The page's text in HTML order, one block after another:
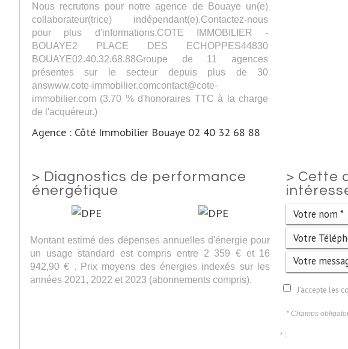
Nous recrutons pour notre agence de Bouaye un(e)
collaborateur(trice) indépendant(e).Contactez-nous
pour plus d'informations.COTE IMMOBILIER -
BOUAYE2 PLACE DES ECHOPPES44830
BOUAYE02.40.32.68.88Groupe de 11 agences
présentes sur le secteur depuis plus de 30
answww.cote-immobilier.comcontact@cote-
immobilier.com (3.70 % d'honoraires TTC à la charge
de l'acquéreur.)
Agence : Côté Immobilier Bouaye 02 40 32 68 88
> Diagnostics de performance
énergétique
Montant estimé des dépenses annuelles d'énergie pour
un usage standard est compris entre 2 359 € et 16
942,90 € . Prix moyens des énergies indexés sur les
années 2021, 2022 et 2023 (abonnements compris).
> Cette
J'accepte les
* Champs
* :